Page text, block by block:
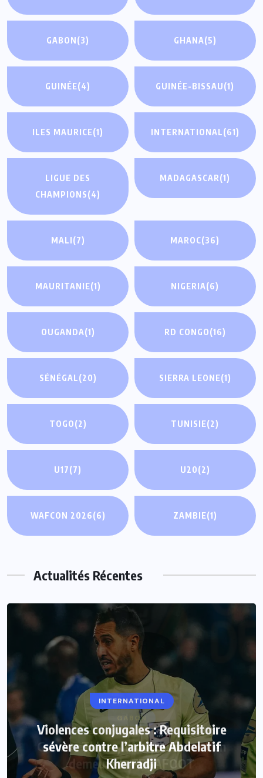
GABON(3) GHANA(5)
GUINÉE(4) GUINÉE-BISSAU(1)
ILES MAURICE(1) INTERNATIONAL(61)
LIGUE DES
CHAMPIONS(4)
MADAGASCAR(1)
MALI(7) MAROC(36)
MAURITANIE(1) NIGERIA(6)
OUGANDA(1) RD CONGO(16)
SÉNÉGAL(20) SIERRA LEONE(1)
TOGO(2) TUNISIE(2)
U17(7) U20(2)
WAFCON 2026(6) ZAMBIE(1)
Actualités Récentes
INTERNATIONAL
Violences conjugales : Requisitoire
sévère contre l’arbitre Abdelatif
Kherradji